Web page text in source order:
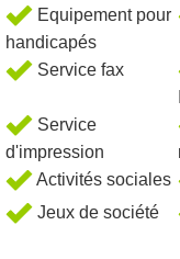
Equipement pour
handicapés
Service fax
Service
d'impression
Activités sociales
Jeux de société